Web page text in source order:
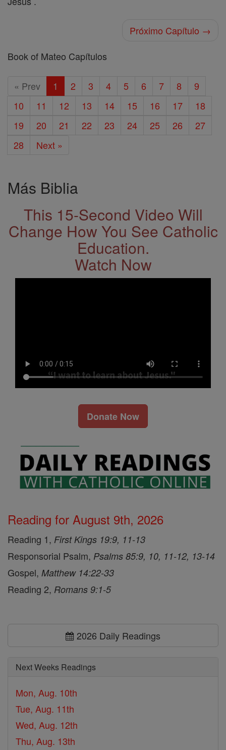
Próximo Capítulo →
Book of Mateo Capítulos
« Prev 1 2 3 4 5 6 7 8
9
10
11 12 13 14 15 16 17
18
19
20 21 22 23 24 25 26
27
28
Next »
Más Biblia
This 15-Second Video Will
Change How You See Catholic
Education.
Watch Now
Donate Now
Reading for August 9th, 2026
Reading 1, First Kings 19:9, 11-13
Responsorial Psalm, Psalms 85:9, 10, 11-12, 13-14
Gospel, Matthew 14:22-33
Reading 2, Romans 9:1-5
2026 Daily Readings
Next Weeks Readings
Mon, Aug. 10th
Tue, Aug. 11th
Wed, Aug. 12th
Thu, Aug. 13th